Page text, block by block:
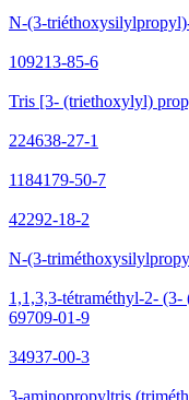
N-(3-
109213-85-6
Tris [3- (triethoxylyl)
224638-27-1
1184179-50-7
42292-18-2
N-(3-
1,1,3,3-tétraméthyl-2-
69709-01-9
34937-00-3
3-aminopropyltris